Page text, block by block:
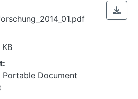
Portable Document